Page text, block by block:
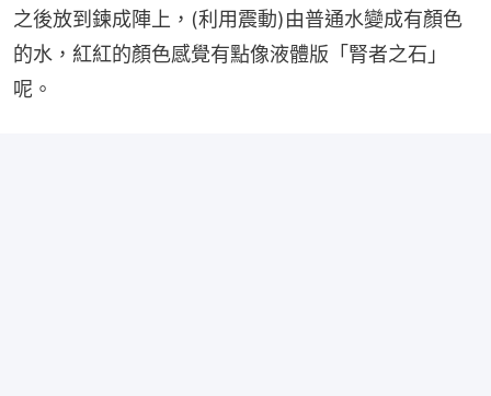
之後放到鍊成陣上，(利用震動)由普通水變成有顏色
的水，紅紅的顏色感覺有點像液體版「腎者之石」
呢。